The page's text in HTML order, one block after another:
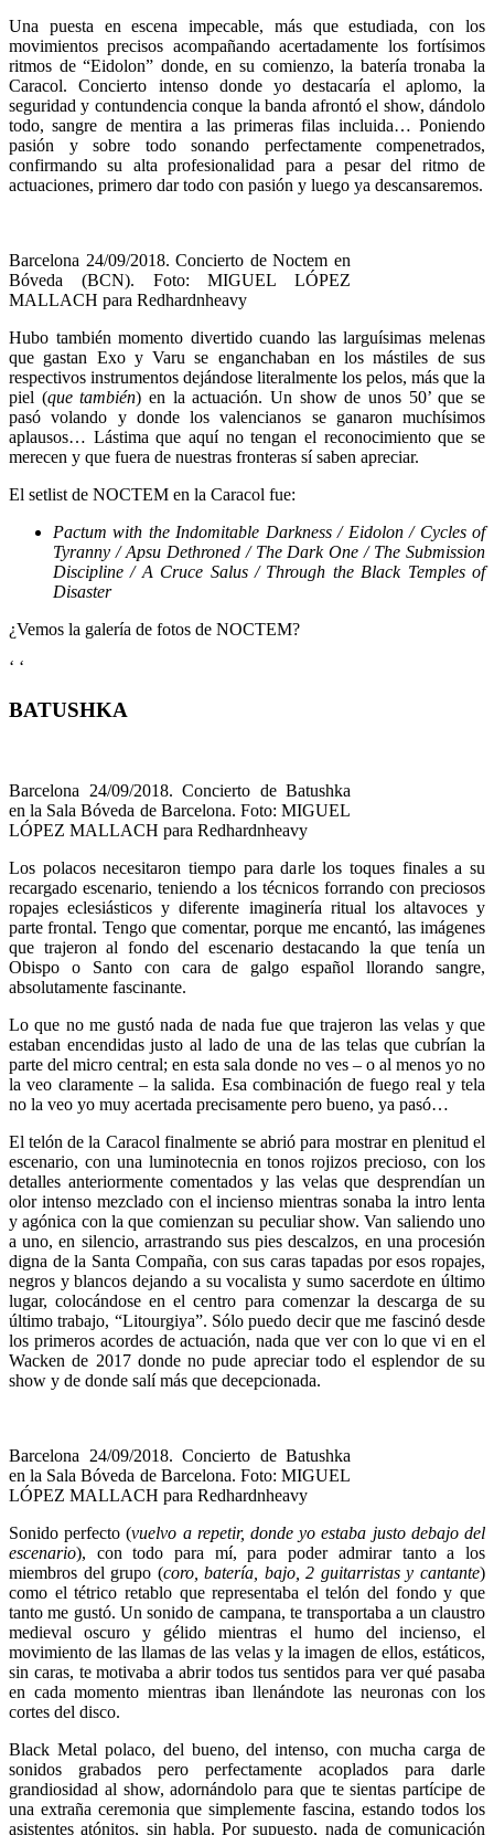
Una puesta en escena impecable, más que estudiada, con los
movimientos precisos acompañando acertadamente los fortísimos
ritmos de “Eidolon” donde, en su comienzo, la batería tronaba la
Caracol. Concierto intenso donde yo destacaría el aplomo, la
seguridad y contundencia conque la banda afrontó el show, dándolo
todo, sangre de mentira a las primeras filas incluida… Poniendo
pasión y sobre todo sonando perfectamente compenetrados,
confirmando su alta profesionalidad para a pesar del ritmo de
actuaciones, primero dar todo con pasión y luego ya descansaremos.
Barcelona 24/09/2018. Concierto de Noctem en
Bóveda (BCN). Foto: MIGUEL LÓPEZ
MALLACH para Redhardnheavy
Hubo también momento divertido cuando las larguísimas melenas
que gastan Exo y Varu se enganchaban en los mástiles de sus
respectivos instrumentos dejándose literalmente los pelos, más que la
piel (que también) en la actuación. Un show de unos 50’ que se
pasó volando y donde los valencianos se ganaron muchísimos
aplausos… Lástima que aquí no tengan el reconocimiento que se
merecen y que fuera de nuestras fronteras sí saben apreciar.
El setlist de NOCTEM en la Caracol fue:
Pactum with the Indomitable Darkness / Eidolon / Cycles of
Tyranny / Apsu Dethroned / The Dark One / The Submission
Discipline / A Cruce Salus / Through the Black Temples of
Disaster
¿Vemos la galería de fotos de NOCTEM?
‘ ‘
BATUSHKA
Barcelona 24/09/2018. Concierto de Batushka
en la Sala Bóveda de Barcelona. Foto: MIGUEL
LÓPEZ MALLACH para Redhardnheavy
Los polacos necesitaron tiempo para darle los toques finales a su
recargado escenario, teniendo a los técnicos forrando con preciosos
ropajes eclesiásticos y diferente imaginería ritual los altavoces y
parte frontal. Tengo que comentar, porque me encantó, las imágenes
que trajeron al fondo del escenario destacando la que tenía un
Obispo o Santo con cara de galgo español llorando sangre,
absolutamente fascinante.
Lo que no me gustó nada de nada fue que trajeron las velas y que
estaban encendidas justo al lado de una de las telas que cubrían la
parte del micro central; en esta sala donde no ves – o al menos yo no
la veo claramente – la salida. Esa combinación de fuego real y tela
no la veo yo muy acertada precisamente pero bueno, ya pasó…
El telón de la Caracol finalmente se abrió para mostrar en plenitud el
escenario, con una luminotecnia en tonos rojizos precioso, con los
detalles anteriormente comentados y las velas que desprendían un
olor intenso mezclado con el incienso mientras sonaba la intro lenta
y agónica con la que comienzan su peculiar show. Van saliendo uno
a uno, en silencio, arrastrando sus pies descalzos, en una procesión
digna de la Santa Compaña, con sus caras tapadas por esos ropajes,
negros y blancos dejando a su vocalista y sumo sacerdote en último
lugar, colocándose en el centro para comenzar la descarga de su
último trabajo, “Litourgiya”. Sólo puedo decir que me fascinó desde
los primeros acordes de actuación, nada que ver con lo que vi en el
Wacken de 2017 donde no pude apreciar todo el esplendor de su
show y de donde salí más que decepcionada.
Barcelona 24/09/2018. Concierto de Batushka
en la Sala Bóveda de Barcelona. Foto: MIGUEL
LÓPEZ MALLACH para Redhardnheavy
Sonido perfecto (vuelvo a repetir, donde yo estaba justo debajo del
escenario), con todo para mí, para poder admirar tanto a los
miembros del grupo (coro, batería, bajo, 2 guitarristas y cantante)
como el tétrico retablo que representaba el telón del fondo y que
tanto me gustó. Un sonido de campana, te transportaba a un claustro
medieval oscuro y gélido mientras el humo del incienso, el
movimiento de las llamas de las velas y la imagen de ellos, estáticos,
sin caras, te motivaba a abrir todos tus sentidos para ver qué pasaba
en cada momento mientras iban llenándote las neuronas con los
cortes del disco.
Black Metal polaco, del bueno, del intenso, con mucha carga de
sonidos grabados pero perfectamente acoplados para darle
grandiosidad al show, adornándolo para que te sientas partícipe de
una extraña ceremonia que simplemente fascina, estando todos los
asistentes atónitos, sin habla. Por supuesto, nada de comunicación